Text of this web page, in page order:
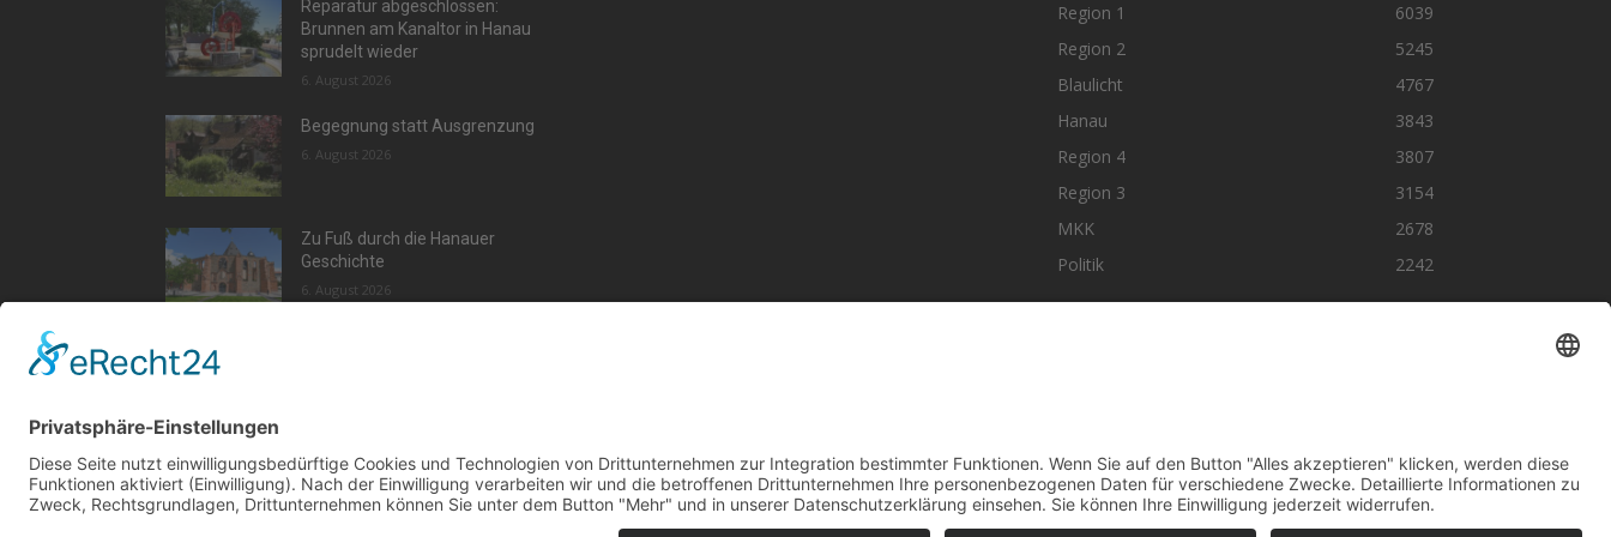
Reparatur abgeschlossen:
Brunnen am Kanaltor in Hanau
sprudelt wieder
6. August 2026
Begegnung statt Ausgrenzung
6. August 2026
Zu Fuß durch die Hanauer
Geschichte
6. August 2026
Region 1
6039
Region 2
5245
Blaulicht
4767
Hanau
3843
Region 4
3807
Region 3
3154
MKK
2678
Politik
2242
Kontaktiere uns: team@mkk-echo.de
Bericht einreichen
Folge uns auf SocialMedia